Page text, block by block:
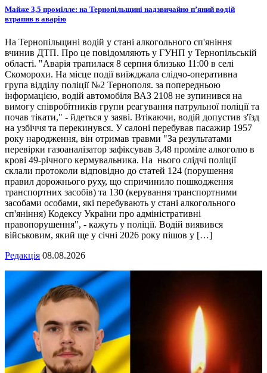
Майже 3,5 промілле: на Тернопільщині надзвичайно п’яний водій
втрапив в аварію
На Тернопільщині водій у стані алкогольного сп'яніння
вчинив ДТП. Про це повідомляють у ГУНП у Тернопільській
області. "Аварія трапилася 8 серпня близько 11:00 в селі
Скоморохи. На місце події виїжджала слідчо-оперативна
група відділу поліції №2 Тернополя. за попередньою
інформацією, водій автомобіля ВАЗ 2108 не зупинився на
вимогу співробітників групи реагування патрульної поліції та
почав тікати," - йдеться у заяві. Втікаючи, водій допустив з'їзд
на узбіччя та перекинувся. У салоні перебував пасажир 1957
року народження, він отримав травми "За результатами
перевірки газоаналізатор зафіксував 3,48 проміле алкоголю в
крові 49-річного кермувальника. На нього слідчі поліції
склали протоколи відповідно до статей 124 (порушення
правил дорожнього руху, що спричинило пошкодження
транспортних засобів) та 130 (керування транспортними
засобами особами, які перебувають у стані алкогольного
сп'яніння) Кодексу України про адміністративні
правопорушення", - кажуть у поліції. Водій виявився
військовим, який ще у січні 2026 року пішов у […]
Редакція 08.08.2026